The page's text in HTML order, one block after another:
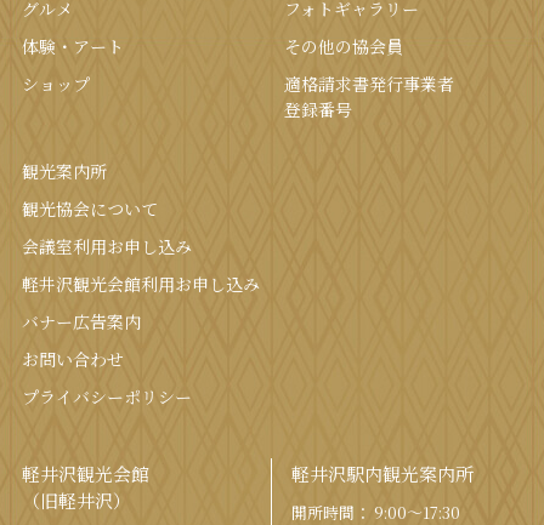
グルメ
体験・アート
ショップ
フォトギャラリー
その他の協会員
適格請求書発行事業者
登録番号
観光案内所
観光協会について
会議室利⽤お申し込み
軽井沢観光会館利⽤お申し込み
バナー広告案内
お問い合わせ
プライバシーポリシー
軽井沢観光会館
（旧軽井沢）
軽井沢駅内観光案内所
開所時間： 9:00〜17:30